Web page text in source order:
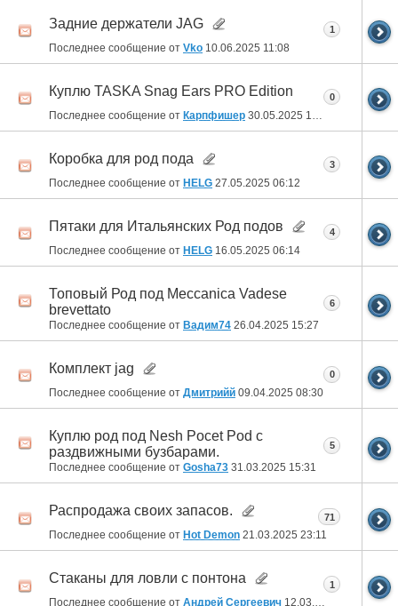
Задние держатели JAG
Последнее сообщение от Vko 10.06.2025 11:08
1
Куплю TASKA Snag Ears PRO Edition
Последнее сообщение от Карпфишер 30.05.2025 13:56
0
Коробка для род пода
Последнее сообщение от HELG 27.05.2025 06:12
3
Пятаки для Итальянских Род подов
Последнее сообщение от HELG 16.05.2025 06:14
4
Топовый Род под Meccanica Vadesе
brevettato
Последнее сообщение от Вадим74 26.04.2025 15:27
6
Комплект jag
Последнее сообщение от Дмитрийй 09.04.2025 08:30
0
Куплю род под Nesh Pocet Pod с
раздвижными бузбарами.
Последнее сообщение от Gosha73 31.03.2025 15:31
5
Распродажа своих запасов.
Последнее сообщение от Hot Demon 21.03.2025 23:11
71
Стаканы для ловли с понтона
Последнее сообщение от Андрей Сергеевич 12.03.2025
1